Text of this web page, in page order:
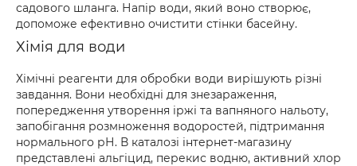
садового шланга. Напір води, який воно створює,
допоможе ефективно очистити стінки басейну.
Хімія для води
Хімічні реагенти для обробки води вирішують різні
завдання. Вони необхідні для знезараження,
попередження утворення іржі та вапняного нальоту,
запобігання розмноження водоростей, підтримання
нормального рН. В каталозі інтернет-магазину
представлені альгіцид, перекис водню, активний хлор